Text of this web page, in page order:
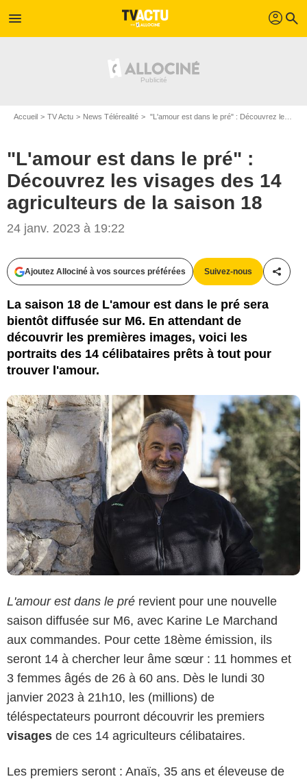
menu profil search
Accueil TV Actu News Télérealité "L'amour est dans le pré" : Découvrez les visages des 14 agriculteurs de la saison 18
"L'amour est dans le pré" :
Découvrez les visages des 14
agriculteurs de la saison 18
24 janv. 2023 à 19:22
Ajoutez Allociné à vos sources préférées Suivez-nous
La saison 18 de L'amour est dans le pré sera
bientôt diffusée sur M6. En attendant de
découvrir les premières images, voici les
portraits des 14 célibataires prêts à tout pour
trouver l'amour.
L'amour est dans le pré revient pour une nouvelle
saison diffusée sur M6, avec Karine Le Marchand
aux commandes. Pour cette 18ème émission, ils
seront 14 à chercher leur âme sœur : 11 hommes et
3 femmes âgés de 26 à 60 ans. Dès le lundi 30
janvier 2023 à 21h10, les (millions) de
téléspectateurs pourront découvrir les premiers
visages de ces 14 agriculteurs célibataires.
Les premiers seront : Anaïs, 35 ans et éleveuse de